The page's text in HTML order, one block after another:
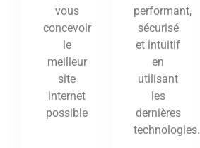
vous
concevoir
le
meilleur
site
internet
possible
performant,
sécurisé
et intuitif
en
utilisant
les
dernières
technologies.